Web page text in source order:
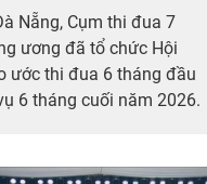
Nẵng, Cụm thi đua 7
ương đã tổ chức Hội
ước thi đua 6 tháng đầu
6 tháng cuối năm 2026.
Thị Ánh Xuân cùng các